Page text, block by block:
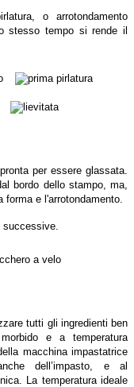
o arrotondamento
stesso tempo si rende il
per essere glassata.
bordo dello stampo, ma,
e l'arrotondamento.
tutti gli ingredienti ben
e a temperatura
macchina impastatrice
dell’impasto, e al
La temperatura ideale